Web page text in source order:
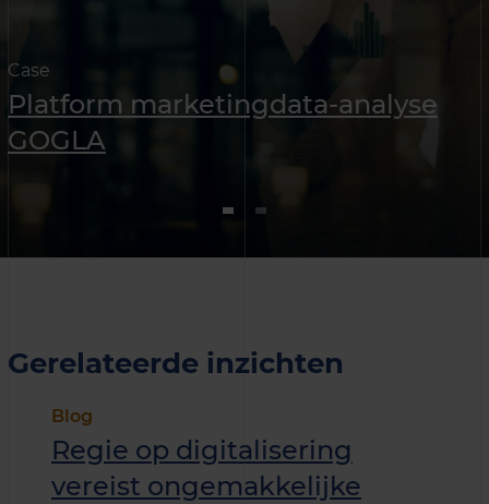
Case
Platform marketingdata-analyse
GOGLA
Gerelateerde inzichten
Blog
Regie op digitalisering
vereist ongemakkelijke